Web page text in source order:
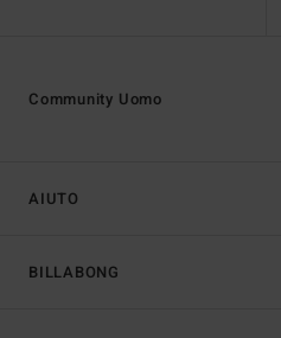
AIUTO
BILLABONG
Community Uomo